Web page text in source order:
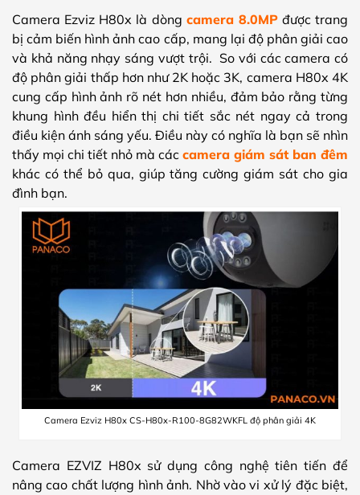
Camera Ezviz H80x là dòng camera 8.0MPđược trang
bị cảm biến hình ảnh cao cấp, mang lại độ phân giải cao
và khả năng nhạy sáng vượt trội. So với các camera có
độ phân giải thấp hơn như 2K hoặc 3K, camera H80x 4K
cung cấp hình ảnh rõ nét hơn nhiều, đảm bảo rằng từng
khung hình đều hiển thị chi tiết sắc nét ngay cả trong
điều kiện ánh sáng yếu. Điều này có nghĩa là bạn sẽ nhìn
thấy mọi chi tiết nhỏ mà các camera giám sát ban đêm
khác có thể bỏ qua, giúp tăng cường giám sát cho gia
đình bạn.
Camera Ezviz H80x CS-H80x-R100-8G82WKFL độ phân giải 4K
Camera EZVIZ H80x sử dụng công nghệ tiên tiến để
nâng cao chất lượng hình ảnh. Nhờ vào vi xử lý đặc biệt,